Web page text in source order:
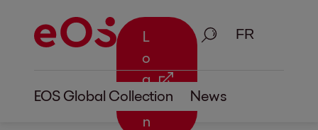
L
o
g
i
n
Recherche
EOS Global Collection News